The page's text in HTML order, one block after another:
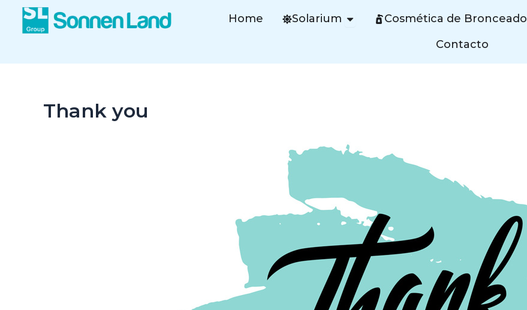
Home Solarium Open SolariumCosmética de Bronceado
Contacto
Thank you